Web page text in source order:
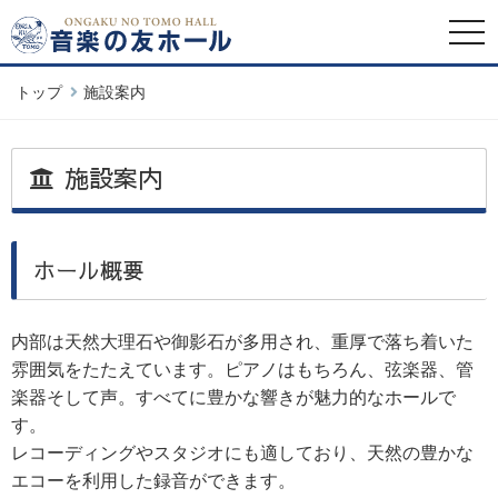
トップ 施設案内
施設案内
ホール概要
内部は天然大理石や御影石が多用され、重厚で落ち着いた
雰囲気をたたえています。ピアノはもちろん、弦楽器、管
楽器そして声。すべてに豊かな響きが魅力的なホールで
す。
レコーディングやスタジオにも適しており、天然の豊かな
エコーを利用した録音ができます。